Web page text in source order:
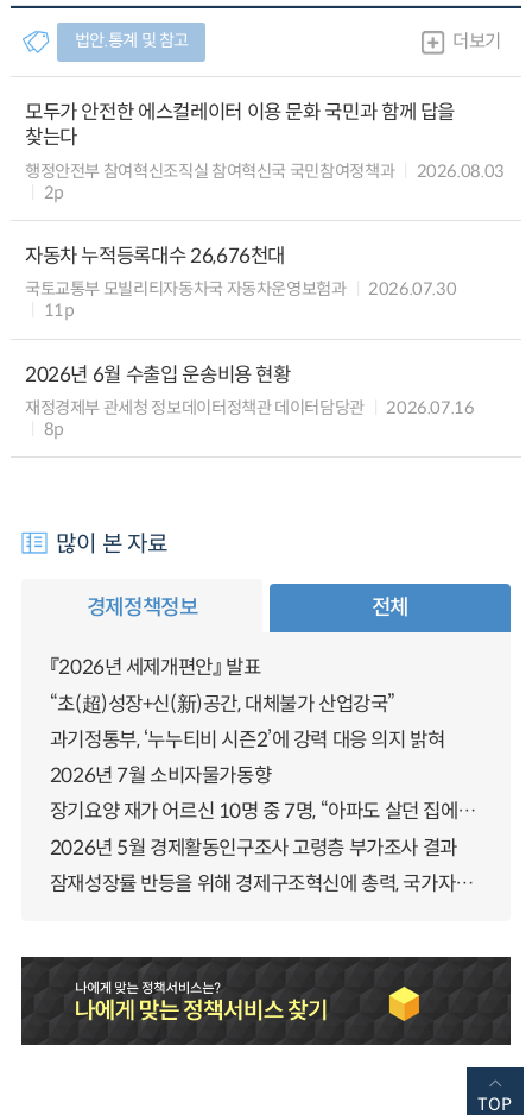
법안.통계 및 참고 더보기
모두가 안전한 에스컬레이터 이용 문화 국민과 함께 답을
찾는다
행정안전부 참여혁신조직실 참여혁신국 국민참여정책과
2026.08.03
2p
자동차 누적등록대수 26,676천대
국토교통부 모빌리티자동차국 자동차운영보험과
2026.07.30
11p
2026년 6월 수출입 운송비용 현황
재정경제부 관세청 정보데이터정책관 데이터담당관
2026.07.16
8p
많이 본 자료
경제정책정보 전체
『2026년 세제개편안』 발표
“초(超)성장+신(新)공간, 대체불가 산업강국”
과기정통부, ‘누누티비 시즌2’에 강력 대응 의지 밝혀
2026년 7월 소비자물가동향
장기요양 재가 어르신 10명 중 7명, “아파도 살던 집에서 살겠다” 「2025년 장기요양실태조사」 결과 발표
2026년 5월 경제활동인구조사 고령층 부가조사 결과
잠재성장률 반등을 위해 경제구조혁신에 총력, 국가자산 관리체계 대전환
TOP